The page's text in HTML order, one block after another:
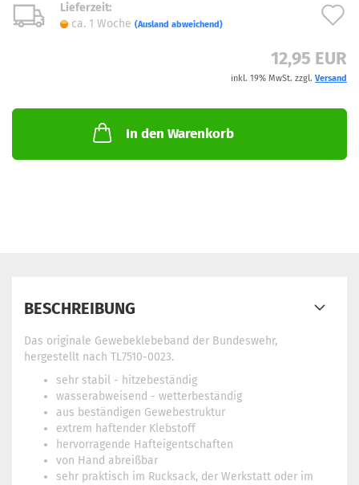
Lieferzeit:
ca. 1 Woche (Ausland abweichend)
12,95 EUR
inkl. 19% MwSt. zzgl. Versand
In den Warenkorb
BESCHREIBUNG
Das originale Gewebeklebeband der Bundeswehr,
hergestellt nach TL7510-0023.
sehr stabil - hitzebeständig
wasserabweisend - wetterbeständig
aus beständigen Gewebestruktur
extrem haftender Klebstoff
hervorragende Hafteigentschaften
von Hand abreißbar
sehr praktisch im Rucksack, der Werkstatt oder im